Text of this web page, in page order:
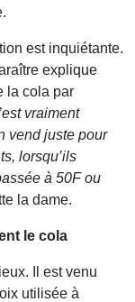
est inquiétante.
explique
la cola par
vraiment
vend juste pour
lorsqu’ils
à 50F ou
la dame.
le cola
Il est venu
utilisée à